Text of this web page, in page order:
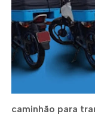
caminhão para